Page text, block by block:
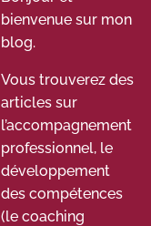
bienvenue sur mon
blog.
Vous trouverez des
articles sur
l’accompagnement
professionnel, le
développement
des compétences
(le coaching